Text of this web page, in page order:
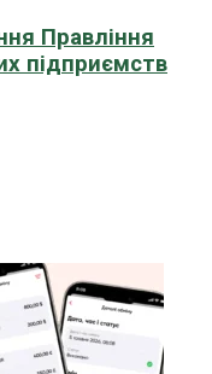
Правління
підприємств